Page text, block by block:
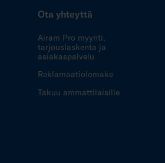
Ota yhteyttä
Airam Pro myynti,
tarjouslaskenta ja
asiakaspalvelu
Reklamaatiolomake
Takuu ammattilaisille